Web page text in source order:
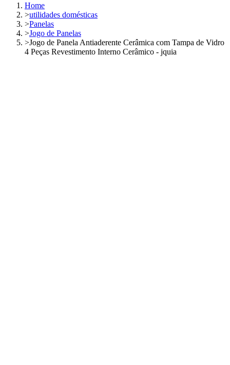
Home
>utilidades domésticas
>Panelas
>Jogo de Panelas
>Jogo de Panela Antiaderente Cerâmica com Tampa de Vidro
4 Peças Revestimento Interno Cerâmico - jquia